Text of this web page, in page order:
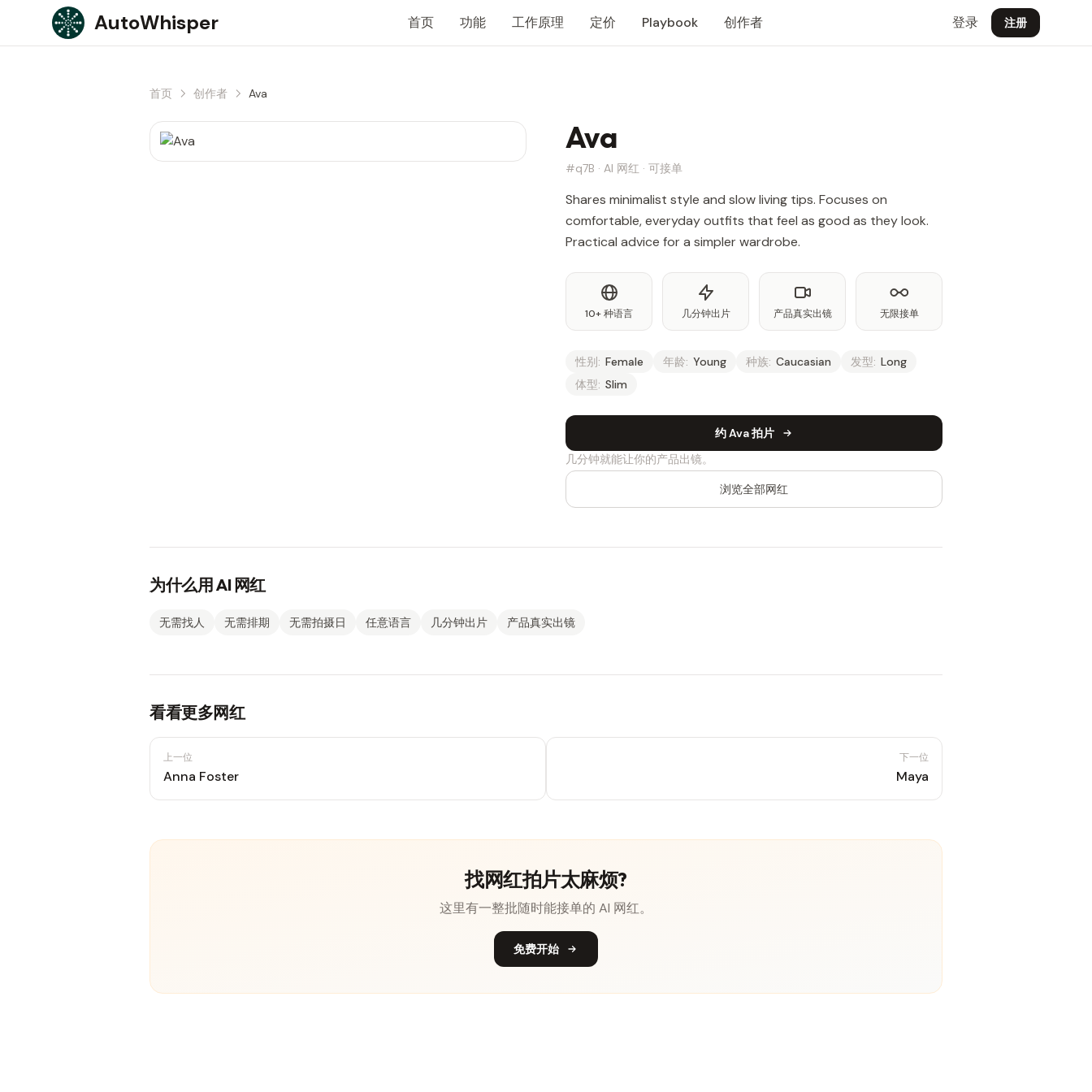
Skip to content
AutoWhisper 首页 功能 工作原理 定价 Playbook 创作者 登录 注册
首页 创作者 Ava
Ava
#q7B · AI 网红 · 可接单
Shares minimalist style and slow living tips. Focuses on
comfortable, everyday outfits that feel as good as they look.
Practical advice for a simpler wardrobe.
10+ 种语言 几分钟出片 产品真实出镜 无限接单
性别: Female 年龄: Young 种族: Caucasian 发型: Long
体型: Slim
约 Ava 拍片
几分钟就能让你的产品出镜。
浏览全部网红
为什么用 AI 网红
无需找人 无需排期 无需拍摄日 任意语言 几分钟出片 产品真实出镜
看看更多网红
上一位
Anna Foster
下一位
Maya
找网红拍片太麻烦?
这里有一整批随时能接单的 AI 网红。
免费开始